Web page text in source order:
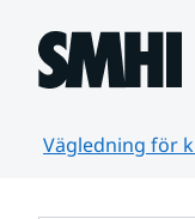
Hoppa till sidans
Vägledning för